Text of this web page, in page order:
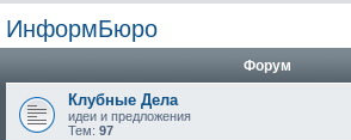
ИнформБюро
Форум
Клубные Дела
идеи и предложения
Тем: 97